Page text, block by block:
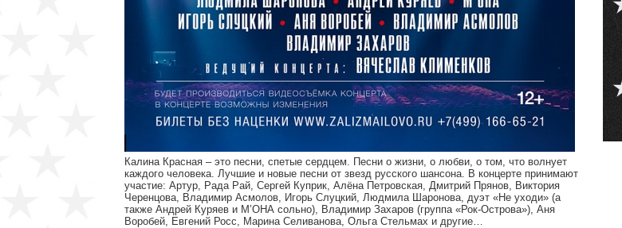
Калина Красная – это песни, спетые сердцем. Песни о жизни, о любви, о том, что волнует
каждого человека. Лучшие и новые песни от звезд русского шансона. В концерте принимают
участие: Артур, Рада Рай, Сергей Куприк, Алёна Петровская, Дмитрий Прянов, Виктория
Черенцова, Владимир Асмолов, Игорь Слуцкий, Людмила Шаронова, дуэт «Не уходи» (а
также Андрей Куряев и М’ОНА сольно), Владимир Захаров (группа «Рок-Острова»), Аня
Воробей, Евгений Росс, Марина Селиванова, Ольга Стельмах и другие…